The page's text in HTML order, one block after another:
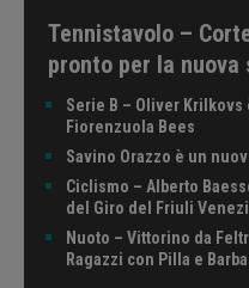
Tennistavolo –
pronto per la
Serie B – Oliver
Fiorenzuola Bees
Savino Orazzo è un
Ciclismo – Alberto
del Giro del Friuli
Nuoto – Vittorino da
Ragazzi con Pilla e